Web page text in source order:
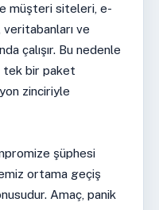
müşteri siteleri, e-
ve
çalışır. Bu nedenle
tek bir paket
zinciriyle
şüphesi
ortama geçiş
Amaç, panik